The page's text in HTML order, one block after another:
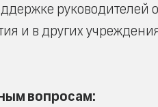
руководителей
и в других
вопросам: